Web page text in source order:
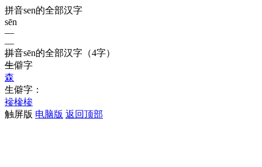
拼音sen的全部汉字
sēn
—
—
—
—
拼音sēn的全部汉字 （4字）
生僻字
森
生僻字：
襂槮椮
触屏版 电脑版 返回顶部